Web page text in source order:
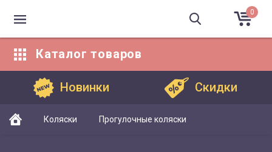
0
Каталог товаров
Новинки Скидки
Коляски Прогулочные коляски